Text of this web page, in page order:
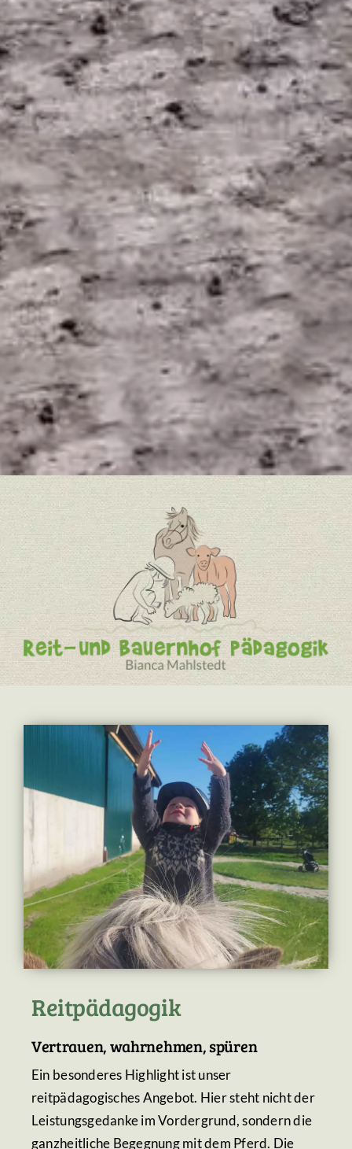
Reitpädagogik
Vertrauen, wahrnehmen, spüren
Ein besonderes Highlight ist unser
reitpädagogisches Angebot. Hier steht nicht der
Leistungsgedanke im Vordergrund, sondern die
ganzheitliche Begegnung mit dem Pferd. Die